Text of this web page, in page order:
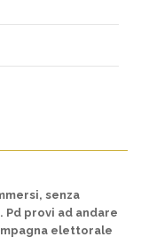
senza
Pd provi ad andare
elettorale